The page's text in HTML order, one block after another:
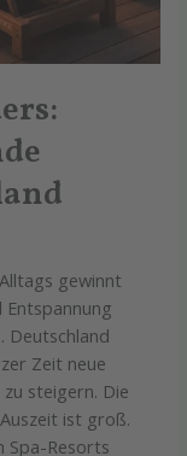
gewinnt
Deutschland
Zeit neue
steigern. Die
ist groß.
Spa-Resorts